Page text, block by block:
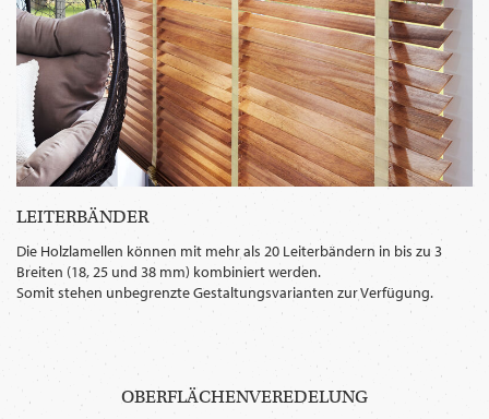
LEITERBÄNDER
Die Holzlamellen können mit mehr als 20 Leiterbändern in bis zu 3
Breiten (18, 25 und 38 mm) kombiniert werden.
Somit stehen unbegrenzte Gestaltungsvarianten zur Verfügung.
OBERFLÄCHENVEREDELUNG